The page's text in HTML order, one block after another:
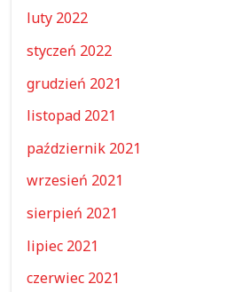
luty 2022
styczeń 2022
grudzień 2021
listopad 2021
październik 2021
wrzesień 2021
sierpień 2021
lipiec 2021
czerwiec 2021